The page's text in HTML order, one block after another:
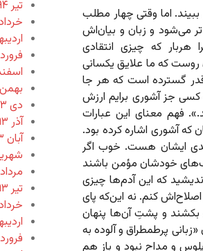
اما وقتی چهار مطلب
می‌شود و زبان و بیان‌اش
هربار که چیزی انتقادی
روست که ما علایق یکسانی
قدر گسترده است که هر جا
جز آشوری برایم ارزش
فهم معنای این عبارات
آشوری اشاره کرده بود.
ایشان هست. خوب اگر
خودشان مؤمن باشند
که این آدم‌ها چیزی
کنم. نه این‌که پای
بکشند و پشتِ آن‌ها پنهان
پرطمطراق و آلوده به
و مداح نبود و باز هم
تیر ۱۳۹۴
خرداد
اسفند
بهمن ۱۳۹۳
دی ۱۳۹۳
آذر ۱۳۹۳
آبان ۱۳۹۳
شهریور
مرداد ۱۳۹۳
تیر ۱۳۹۳
خرداد